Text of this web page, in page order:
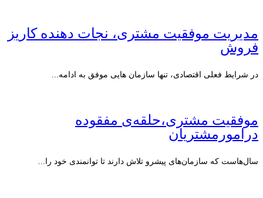
مدیریت موفقیت مشتری، نجات دهنده کاریز
فروش
در شرایط فعلی اقتصادی، تنها سازمان هایی موفق به ادامه...
موفقیت مشتری،حلقه‌ی مفقوده
درامورمشتریان
سال‌هاست که سازمان‌های پیشرو تلاش دارند تا توانمندی خود را...